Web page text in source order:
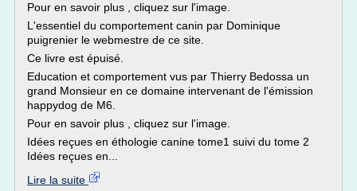
Pour en savoir plus , cliquez sur l'image.
L'essentiel du comportement canin par Dominique
puigrenier le webmestre de ce site.
Ce livre est épuisé.
Education et comportement vus par Thierry Bedossa un
grand Monsieur en ce domaine intervenant de l'émission
happydog de M6.
Pour en savoir plus , cliquez sur l'image.
Idées reçues en éthologie canine tome1 suivi du tome 2
Idées reçues en...
Lire la suite